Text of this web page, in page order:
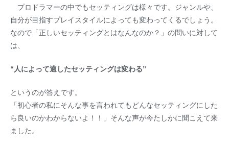
プロドラマーの中でもセッティングは様々です。ジャンルや、
自分が目指すプレイスタイルによっても変わってくるでしょう。
なので「正しいセッティングとはなんなのか？」の問いに対して
は、
“人によって適したセッティングは変わる”
というのが答えです。
「初心者の私にそんな事を言われてもどんなセッティングにした
ら良いのかわからないよ！！」そんな声が今たしかに聞こえて来
ました。